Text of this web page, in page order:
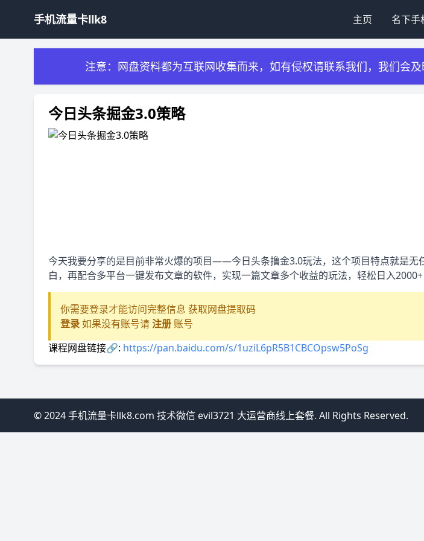
手机流量卡llk8 主页 名下手
注意：网盘资料都为互联网收集而来，如有侵权请联系我们，我们会
今日头条掘金3.0策略
今天我要分享的是目前非常火爆的项目——今日头条撸金3.0玩法，这个项目特点就是
白，再配合多平台一键发布文章的软件，实现一篇文章多个收益的玩法，轻松日入
你需要登录才能访问完整信息 获取网盘提取码
登录如果没有账号请注册 账号
课程网盘链接🔗: https://pan.baidu.com/s/1uziL6pR5B1CBCOpsw5PoSg
© 2024 手机流量卡llk8.com 技术微信 evil3721 大运营商线上套餐. All Rights Reserved.